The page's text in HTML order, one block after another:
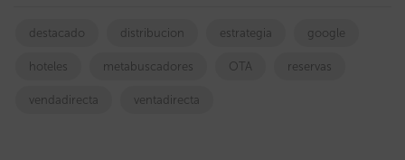
destacado distribucion estrategia google
hoteles metabuscadores OTA reservas
vendadirecta ventadirecta